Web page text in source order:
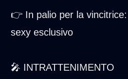
👉 In palio per la
sexy esclusivo
🎤 INTRATTENIMENTO